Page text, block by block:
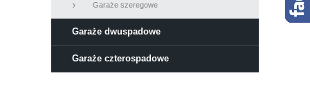
Garaże szeregowe
Garaże dwuspadowe
Garaże czterospadowe